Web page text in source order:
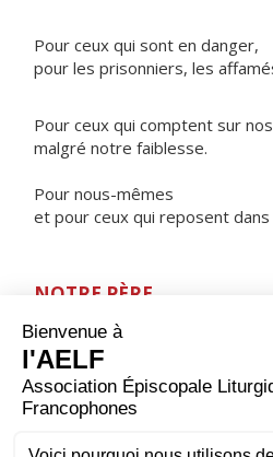
Pour ceux qui sont en danger,
pour les prisonniers, les
Pour ceux qui comptent sur
malgré notre faiblesse.
Pour nous-mêmes
et pour ceux qui reposent dans
NOTRE PÈRE
ORAISON
Seigneur, garde-nous ce soir
tout le jour et fais grandir notre
avec toi dans la lumière sans